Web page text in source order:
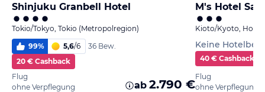
Shinjuku Granbell Hotel
Tokio/Tokyo, Tokio (Metropolregion)
99% 5,6/6
36 Bew.
20 € Cashback
Flug
ohne Verpflegung
ab 2.790 €
M's Hotel
Kioto/Kyoto,
Keine
40 € Cashback
Flug
ohne Verpflegung